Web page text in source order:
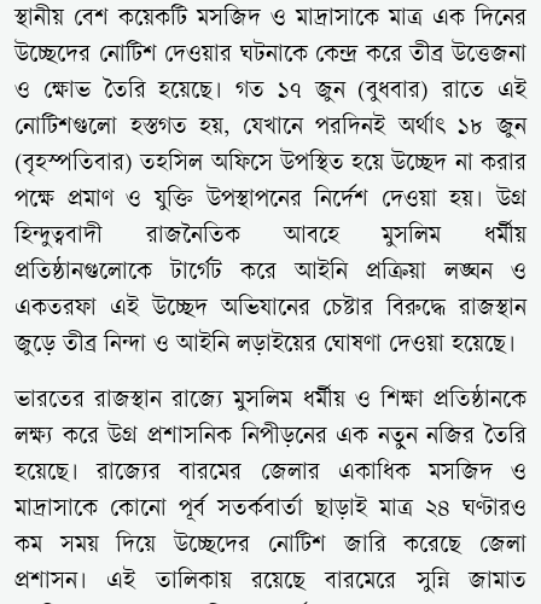
স্থানীয় বেশ কয়েকটি মসজিদ ও মাদ্রাসাকে মাত্র এক দিনের
উচ্ছেদের নোটিশ দেওয়ার ঘটনাকে কেন্দ্র করে তীব্র উত্তেজনা
ও ক্ষোভ তৈরি হয়েছে। গত ১৭ জুন (বুধবার) রাতে এই
নোটিশগুলো হস্তগত হয়, যেখানে পরদিনই অর্থাৎ ১৮ জুন
(বৃহস্পতিবার) তহসিল অফিসে উপস্থিত হয়ে উচ্ছেদ না করার
পক্ষে প্রমাণ ও যুক্তি উপস্থাপনের নির্দেশ দেওয়া হয়। উগ্র
হিন্দুত্ববাদী রাজনৈতিক আবহে মুসলিম ধর্মীয়
প্রতিষ্ঠানগুলোকে টার্গেট করে আইনি প্রক্রিয়া লঙ্ঘন ও
একতরফা এই উচ্ছেদ অভিযানের চেষ্টার বিরুদ্ধে রাজস্থান
জুড়ে তীব্র নিন্দা ও আইনি লড়াইয়ের ঘোষণা দেওয়া হয়েছে।
ভারতের রাজস্থান রাজ্যে মুসলিম ধর্মীয় ও শিক্ষা প্রতিষ্ঠানকে
লক্ষ্য করে উগ্র প্রশাসনিক নিপীড়নের এক নতুন নজির তৈরি
হয়েছে। রাজ্যের বারমের জেলার একাধিক মসজিদ ও
মাদ্রাসাকে কোনো পূর্ব সতর্কবার্তা ছাড়াই মাত্র ২৪ ঘণ্টারও
কম সময় দিয়ে উচ্ছেদের নোটিশ জারি করেছে জেলা
প্রশাসন। এই তালিকায় রয়েছে বারমেরে সুন্নি জামাত